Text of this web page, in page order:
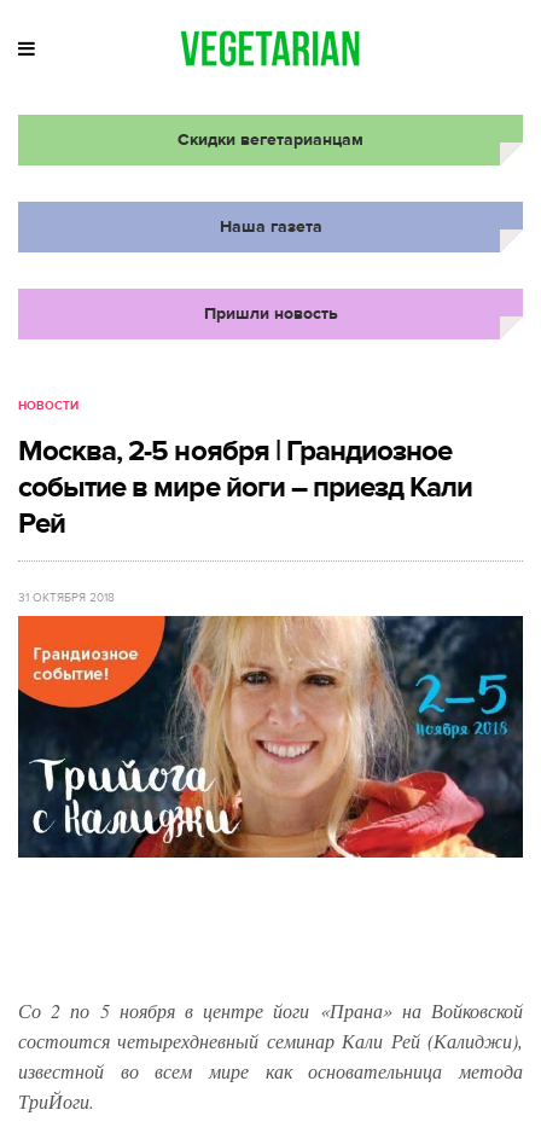
Скидки вегетарианцам
Наша газета
Пришли новость
НОВОСТИ
Москва, 2-5 ноября | Грандиозное
событие в мире йоги – приезд Кали
Рей
31 ОКТЯБРЯ 2018
Со 2 по 5 ноября в центре йоги «Прана» на Войковской
состоится четырехдневный семинар Кали Рей (Калиджи),
известной во всем мире как основательница метода
ТриЙоги.